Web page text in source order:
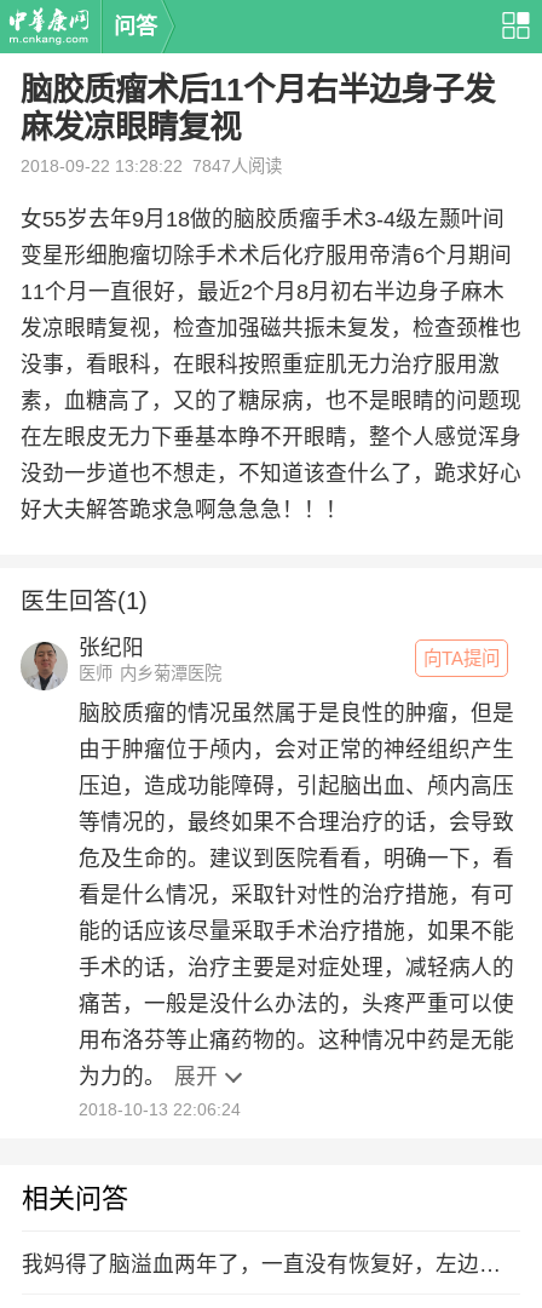
问答
脑胶质瘤术后11个月右半边身子发
麻发凉眼睛复视
2018-09-22 13:28:22 7847人阅读
女55岁去年9月18做的脑胶质瘤手术3-4级左颞叶间
变星形细胞瘤切除手术术后化疗服用帝清6个月期间
11个月一直很好，最近2个月8月初右半边身子麻木
发凉眼睛复视，检查加强磁共振未复发，检查颈椎也
没事，看眼科，在眼科按照重症肌无力治疗服用激
素，血糖高了，又的了糖尿病，也不是眼睛的问题现
在左眼皮无力下垂基本睁不开眼睛，整个人感觉浑身
没劲一步道也不想走，不知道该查什么了，跪求好心
好大夫解答跪求急啊急急急！！！
医生回答(1)
向TA提问
张纪阳
医师 内乡菊潭医院
脑胶质瘤的情况虽然属于是良性的肿瘤，但是
由于肿瘤位于颅内，会对正常的神经组织产生
压迫，造成功能障碍，引起脑出血、颅内高压
等情况的，最终如果不合理治疗的话，会导致
危及生命的。建议到医院看看，明确一下，看
看是什么情况，采取针对性的治疗措施，有可
能的话应该尽量采取手术治疗措施，如果不能
手术的话，治疗主要是对症处理，减轻病人的
痛苦，一般是没什么办法的，头疼严重可以使
用布洛芬等止痛药物的。这种情况中药是无能
为力的。
展开
2018-10-13 22:06:24
相关问答
我妈得了脑溢血两年了，一直没有恢复好，左边身